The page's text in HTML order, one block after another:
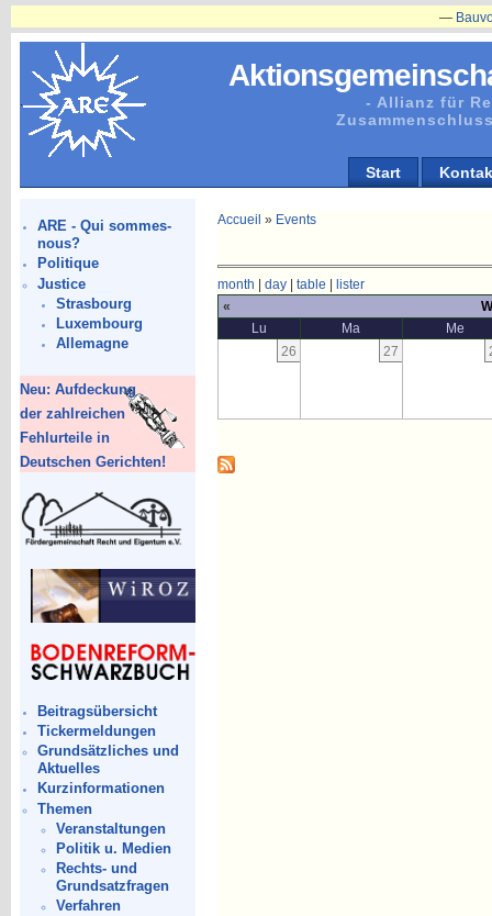
- Allianz für
Start
ARE - Qui sommes-
nous?
Politique
Justice
Strasbourg
Luxembourg
Allemagne
Neu: Aufdeckung
der zahlreichen
Fehlurteile in
Deutschen Gerichten!
Beitragsübersicht
Tickermeldungen
Grundsätzliches und
Aktuelles
Kurzinformationen
Themen
Veranstaltungen
Politik u. Medien
Rechts- und
Grundsatzfragen
Verfahren
Accueil » Events
month day| table
lister
«
Lu
Ma
Me
26
27